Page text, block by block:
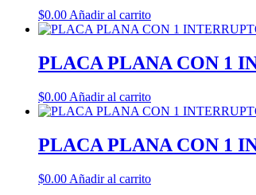
$0.00 Añadir al carrito
PLACA PLANA CON 1
$0.00 Añadir al carrito
PLACA PLANA CON 1
$0.00 Añadir al carrito